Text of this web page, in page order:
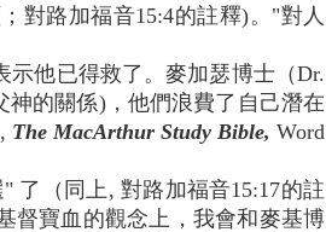
；對路加福音15:4的註釋)。"對人
他已得救了。麥加瑟博士（Dr.
神的關係)，他們浪費了自己潛在
The MacArthur Study Bible, Word
了（同上, 對路加福音15:17的註
督寶血的觀念上，我會和麥基博